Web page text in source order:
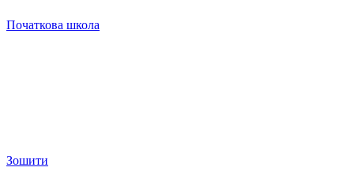
Початкова школа
Зошити